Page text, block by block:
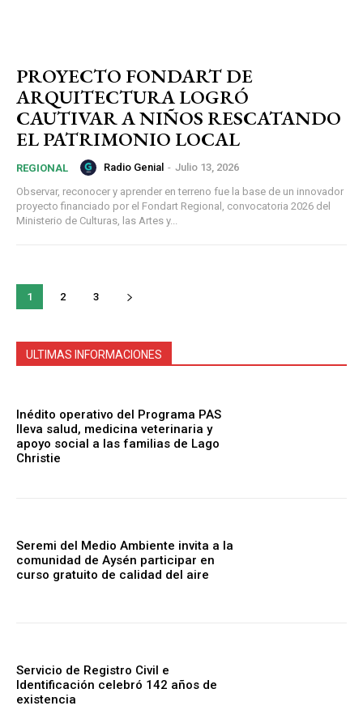
PROYECTO FONDART DE
ARQUITECTURA LOGRÓ
CAUTIVAR A NIÑOS RESCATANDO
EL PATRIMONIO LOCAL
REGIONAL Radio Genial - Julio 13, 2026
Observar, reconocer y aprender en terreno fue la base de un innovador
proyecto financiado por el Fondart Regional, convocatoria 2026 del
Ministerio de Culturas, las Artes y...
1 2 3
ULTIMAS INFORMACIONES
Inédito operativo del Programa PAS
lleva salud, medicina veterinaria y
apoyo social a las familias de Lago
Christie
Seremi del Medio Ambiente invita a la
comunidad de Aysén participar en
curso gratuito de calidad del aire
Servicio de Registro Civil e
Identificación celebró 142 años de
existencia